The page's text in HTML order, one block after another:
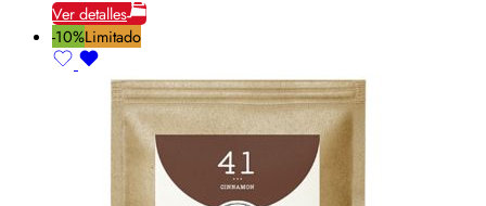
Ver detalles
-10%Limitado